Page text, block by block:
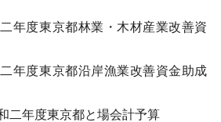
度東京都林業・木材産業改善資
度東京都沿岸漁業改善資金助成
年度東京都と場会計予算